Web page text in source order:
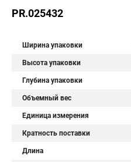
PR.025432
Ширина упаковки
Высота упаковки
Глубина упаковки
Объемный вес
Единица измерения
Кратность поставки
Длина